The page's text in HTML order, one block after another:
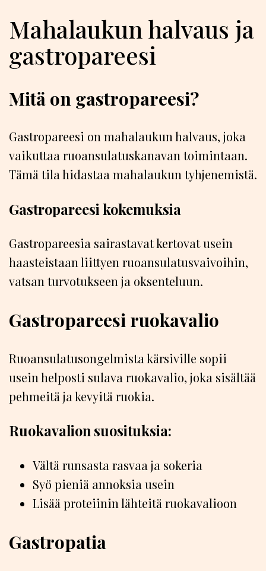
Mahalaukun halvaus ja
gastropareesi
Mitä on gastropareesi?
Gastropareesi on mahalaukun halvaus, joka
vaikuttaa ruoansulatuskanavan toimintaan.
Tämä tila hidastaa mahalaukun tyhjenemistä.
Gastropareesi kokemuksia
Gastropareesia sairastavat kertovat usein
haasteistaan liittyen ruoansulatusvaivoihin,
vatsan turvotukseen ja oksenteluun.
Gastropareesi ruokavalio
Ruoansulatusongelmista kärsiville sopii
usein helposti sulava ruokavalio, joka sisältää
pehmeitä ja kevyitä ruokia.
Ruokavalion suosituksia:
Vältä runsasta rasvaa ja sokeria
Syö pieniä annoksia usein
Lisää proteiinin lähteitä ruokavalioon
Gastropatia